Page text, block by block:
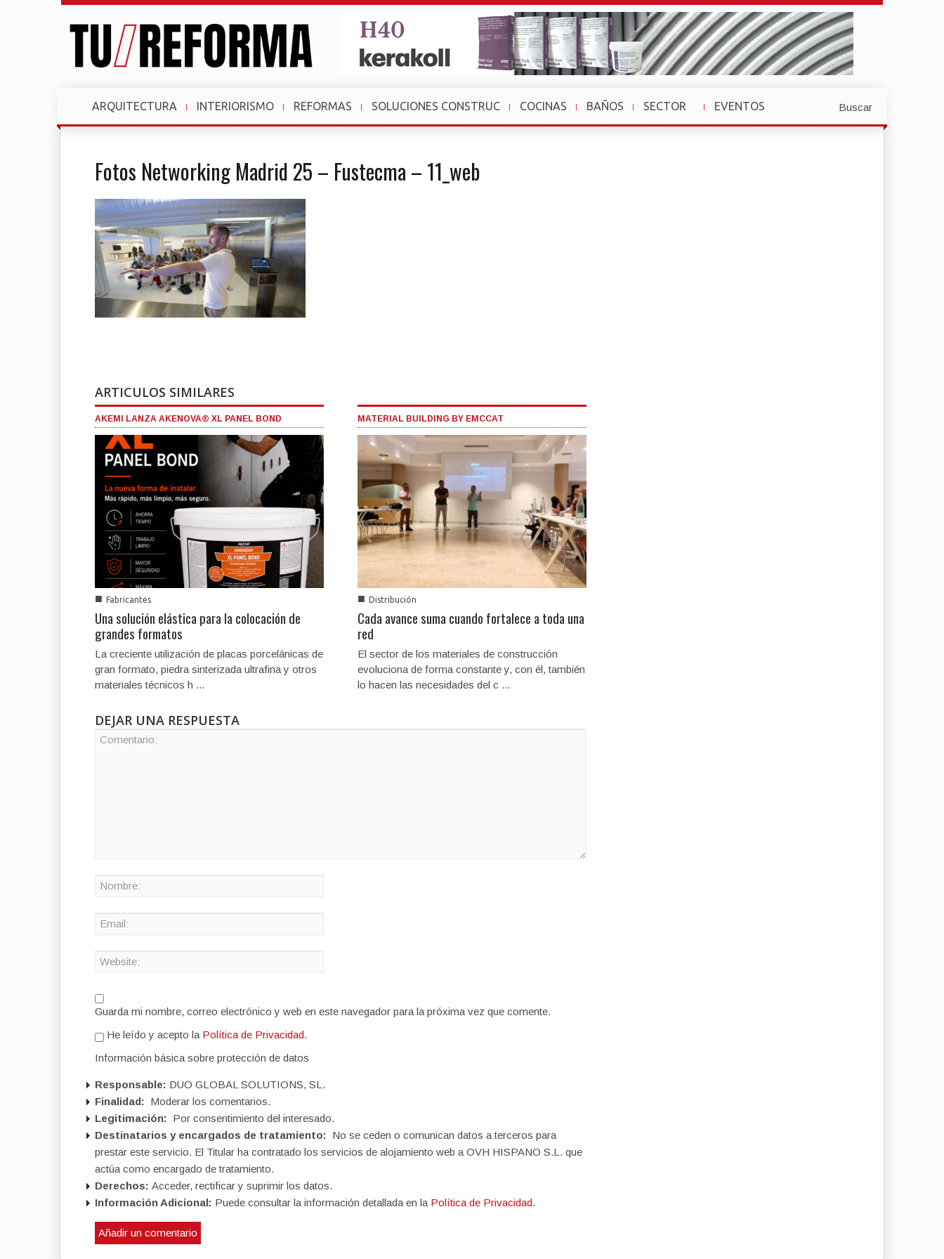
ARQUITECTURA INTERIORISMO REFORMAS SOLUCIONES CONSTRUC COCINAS BAÑOS
SECTOR
»
EVENTOS
»
Buscar
Fotos Networking Madrid 25 – Fustecma – 11_web
ARTICULOS SIMILARES
AKEMI LANZA AKENOVA® XL PANEL BOND
■ Fabricantes
Una solución elástica para la colocación de
grandes formatos
La creciente utilización de placas porcelánicas de
gran formato, piedra sinterizada ultrafina y otros
materiales técnicos h ...
MATERIAL BUILDING BY EMCCAT
■ Distribución
Cada avance suma cuando fortalece a toda una
red
El sector de los materiales de construcción
evoluciona de forma constante y, con él, también
lo hacen las necesidades del c ...
DEJAR UNA RESPUESTA
Guarda mi nombre, correo electrónico y web en este navegador para la próxima vez que comente.
He leído y acepto la Política de Privacidad.
Información básica sobre protección de datos
Responsable: DUO GLOBAL SOLUTIONS, SL.
Finalidad: Moderar los comentarios.
Legitimación: Por consentimiento del interesado.
Destinatarios y encargados de tratamiento: No se ceden o comunican datos a terceros para
prestar este servicio. El Titular ha contratado los servicios de alojamiento web a OVH HISPANO S.L. que
actúa como encargado de tratamiento.
Derechos: Acceder, rectificar y suprimir los datos.
Información Adicional: Puede consultar la información detallada en la Política de Privacidad.